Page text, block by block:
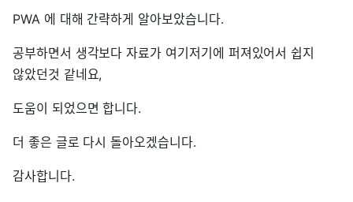
PWA 에 대해 간략하게 알아보았습니다.
공부하면서 생각보다 자료가 여기저기에 퍼져있어서 쉽지
않았던것 같네요,
도움이 되었으면 합니다.
더 좋은 글로 다시 돌아오겠습니다.
감사합니다.